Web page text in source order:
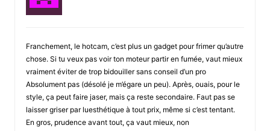
Franchement, le hotcam, c’est plus un gadget pour frimer qu’autre
chose. Si tu veux pas voir ton moteur partir en fumée, vaut mieux
vraiment éviter de trop bidouiller sans conseil d’un pro
Absolument pas (désolé je m’égare un peu). Après, ouais, pour le
style, ça peut faire jaser, mais ça reste secondaire. Faut pas se
laisser griser par luesthétique à tout prix, même si c’est tentant.
En gros, prudence avant tout, ça vaut mieux, non